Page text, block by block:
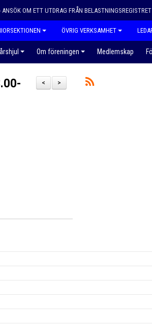
ANSÖK OM ETT UTDRAG FRÅN
ÖVRIG VERKSAMHET
Om föreningen Medlemskap
>
<